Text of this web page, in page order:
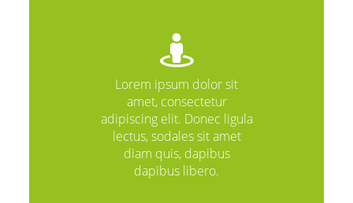
Lorem ipsum dolor sit
amet, consectetur
adipiscing elit. Donec ligula
lectus, sodales sit amet
diam quis, dapibus
dapibus libero.